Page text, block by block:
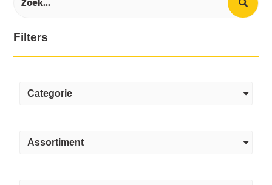
Filters
Categorie
Assortiment